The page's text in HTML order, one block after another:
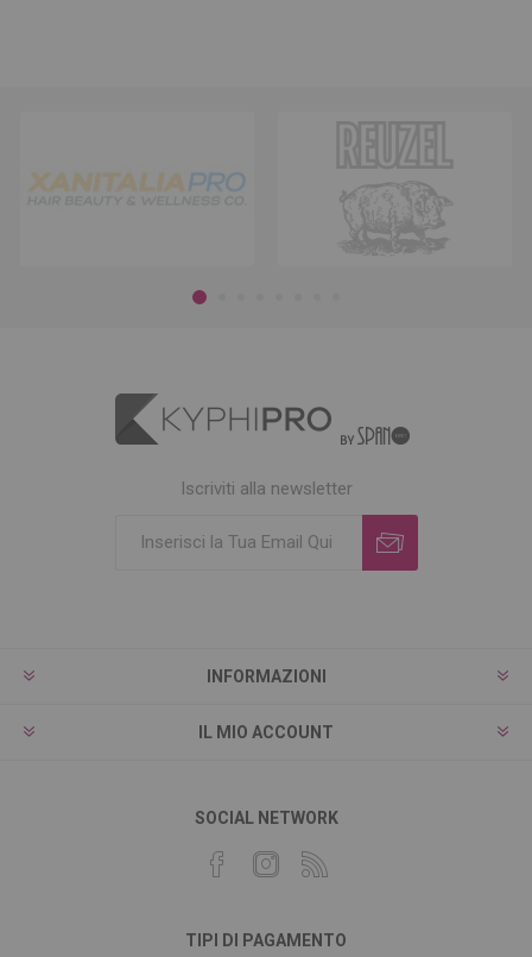
Iscriviti alla newsletter
INFORMAZIONI
IL MIO ACCOUNT
SOCIAL NETWORK
TIPI DI PAGAMENTO